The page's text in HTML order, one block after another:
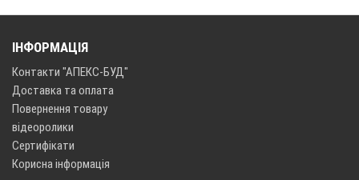
ІНФОРМАЦІЯ
Контакти "АПЕКС-БУД"
Доставка та оплата
Повернення товару
відеоролики
Сертифікати
Корисна інформація